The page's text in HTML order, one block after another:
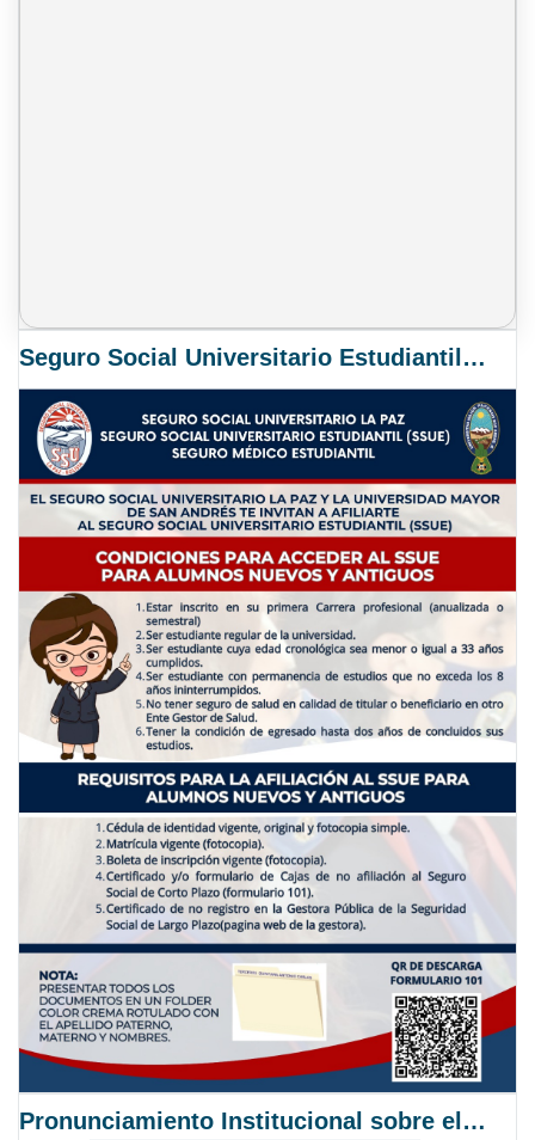
Seguro Social Universitario Estudiantil SSUE
Pronunciamiento Institucional sobre el Proyecto de Ley N° 068/2025-2026 C.S.